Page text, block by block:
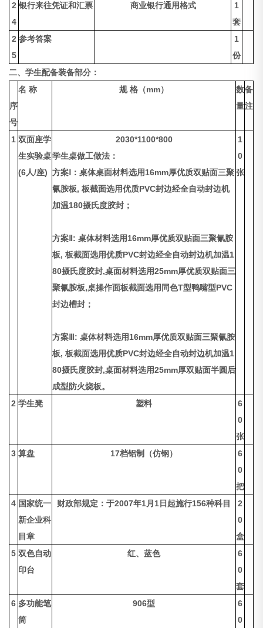
2
4
银行来往凭证和汇票 商业银行通用格式
1
套
2
5
参考答案
1
份
二、学生配备装备部分：
序
号
名 称 规 格（mm）
数
量
备
注
1 双面座学
生实验桌
(6人/座)
2030*1100*800
学生桌做工做法：
方案Ⅰ：桌体桌面材料选用16mm厚优质双贴面三聚
氰胺板, 板截面选用优质PVC封边经全自动封边机
加温180摄氏度胶封；
方案Ⅱ: 桌体材料选用16mm厚优质双贴面三聚氰胺
板, 板截面选用优质PVC封边经全自动封边机加温1
80摄氏度胶封,桌面材料选用25mm厚优质双贴面三
聚氰胺板,桌操作面板截面选用同色T型鸭嘴型PVC
封边槽封；
方案Ⅲ: 桌体材料选用16mm厚优质双贴面三聚氰胺
板, 板截面选用优质PVC封边经全自动封边机加温1
80摄氏度胶封,桌面材料选用25mm厚双贴面半圆后
成型防火烧板。
1
0
张
2 学生凳 塑料
6
0
张
3 算盘 17档铝制（仿钢）
6
0
把
4 国家统一
新企业科
目章
财政部规定：于2007年1月1日起施行156种科目
2
0
盒
5 双色自动
印台
红、蓝色
6
0
套
6 多功能笔
筒
906型
6
0